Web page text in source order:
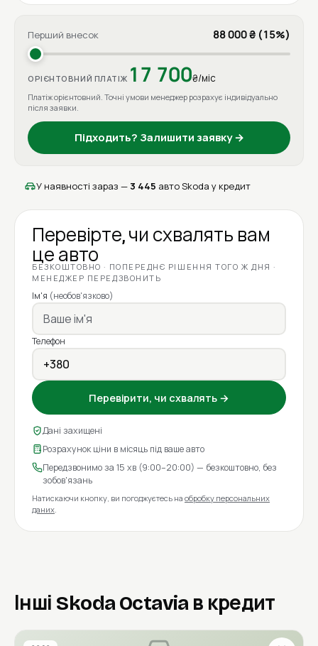
Перший внесок 88 000 ₴ (15%)
ОРІЄНТОВНИЙ ПЛАТІЖ 17 700₴/міс
Платіж орієнтовний. Точні умови менеджер розрахує індивідуально
після заявки.
Підходить? Залишити заявку →
У наявності зараз — 3 445 авто Skoda у кредит
Перевірте, чи схвалять вам
це авто
БЕЗКОШТОВНО · ПОПЕРЕДНЄ РІШЕННЯ ТОГО Ж ДНЯ ·
МЕНЕДЖЕР ПЕРЕДЗВОНИТЬ
Ім'я (необов'язково)
Телефон
Перевірити, чи схвалять →
Дані захищені
Розрахунок ціни в місяць під ваше авто
Передзвонимо за 15 хв (9:00–20:00) — безкоштовно, без
зобов'язань
Натискаючи кнопку, ви погоджуєтесь на обробку персональних
даних.
Інші Skoda Octavia в кредит